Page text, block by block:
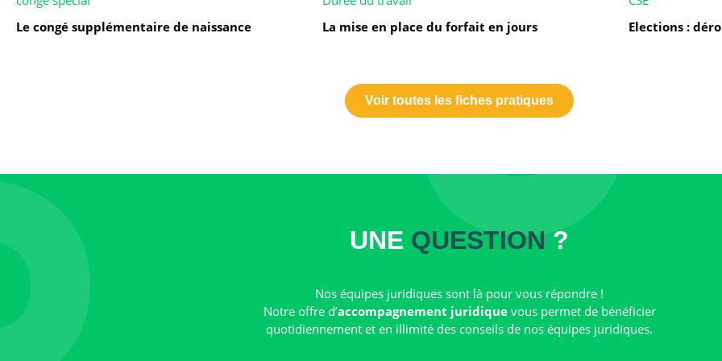
Le congé supplémentaire de naissance
La mise en place du forfait en jours
Elections :
Voir toutes les fiches pratiques
UNE QUESTION ?
Nos équipes juridiques sont là pour vous répondre !
Notre offre d’accompagnement juridiquevous permet de bénéficier
quotidiennement et en illimité des conseils de nos équipes juridiques.